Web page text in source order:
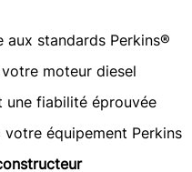
standards Perkins®
moteur diesel
fiabilité éprouvée
équipement Perkins